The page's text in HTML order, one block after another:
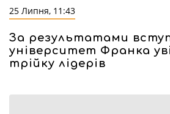
25 Липня, 11:43
За результатами
університет Франка
трійку лідерів